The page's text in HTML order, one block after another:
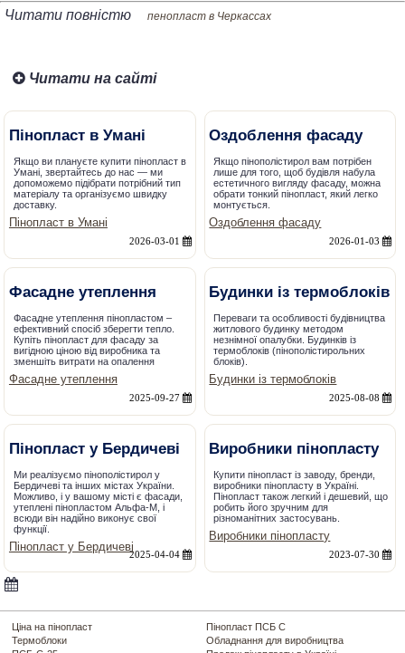
Читати повністю пенопласт в Черкассах
Читати на сайті
Пінопласт в Умані
Якщо ви плануєте купити пінопласт в
Умані, звертайтесь до нас — ми
допоможемо підібрати потрібний тип
матеріалу та організуємо швидку
доставку.
Пінопласт в Умані
2026-03-01
Оздоблення фасаду
Якщо пінополістирол вам потрібен
лише для того, щоб будівля набула
естетичного вигляду фасаду, можна
обрати тонкий пінопласт, який легко
монтується.
Оздоблення фасаду
2026-01-03
Фасадне утеплення
Фасадне утеплення пінопластом –
ефективний спосіб зберегти тепло.
Купіть пінопласт для фасаду за
вигідною ціною від виробника та
зменшіть витрати на опалення
Фасадне утеплення
2025-09-27
Будинки із термоблоків
Переваги та особливості будівництва
житлового будинку методом
незнімної опалубки. Будинків із
термоблоків (пінополістирольних
блоків).
Будинки із термоблоків
2025-08-08
Пінопласт у Бердичеві
Ми реалізуємо пінополістирол у
Бердичеві та інших містах України.
Можливо, і у вашому місті є фасади,
утеплені пінопластом Альфа-М, і
всюди він надійно виконує свої
функції.
Пінопласт у Бердичеві
2025-04-04
Виробники пінопласту
Купити пінопласт із заводу, бренди,
виробники пінопласту в Україні.
Пінопласт також легкий і дешевий, що
робить його зручним для
різноманітних застосувань.
Виробники пінопласту
2023-07-30
Ціна на пінопласт
Термоблоки
Пінопласт ПСБ С
Обладнання для виробництва